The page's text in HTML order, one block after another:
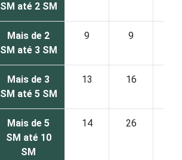
SM até 2 SM
Mais de 2
SM até 3 SM
9 9
Mais de 3
SM até 5 SM
13 16
Mais de 5
SM até 10
SM
14 26